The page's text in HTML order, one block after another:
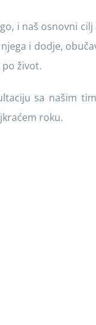
i naš osnovni
i dodje,
život.
sa našim
roku.